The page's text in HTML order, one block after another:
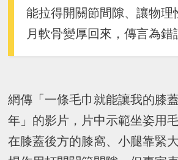
能拉得開關節間隙、讓物理
月軟骨變厚回來，傳言為錯
網傳「一條毛巾就能讓我的膝
年」的影片，片中示範坐姿用
在膝蓋後方的膝窩、小腿靠緊